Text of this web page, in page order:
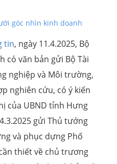
góc nhìn kinh doanh
tin, ngày 11.4.2025, Bộ
có văn bản gửi Bộ Tài
nghiệp và Môi trường,
nghiên cứu, có ý kiến
của UBND tỉnh Hưng
gửi Thủ tướng
và phục dựng Phố
thiết về chủ trương